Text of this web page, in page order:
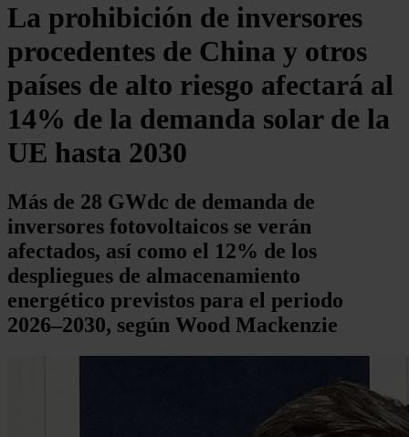
La prohibición de inversores
procedentes de China y otros
países de alto riesgo afectará al
14% de la demanda solar de la
UE hasta 2030
Más de 28 GWdc de demanda de
inversores fotovoltaicos se verán
afectados, así como el 12% de los
despliegues de almacenamiento
energético previstos para el periodo
2026–2030, según Wood Mackenzie